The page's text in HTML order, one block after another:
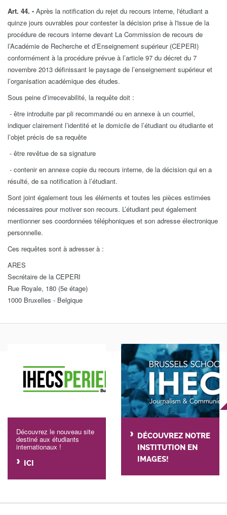
Art. 44. - Après la notification du rejet du recours interne, l'étudiant a
quinze jours ouvrables pour contester la décision prise à l'issue de la
procédure de recours interne devant La Commission de recours de
l’Académie de Recherche et d’Enseignement supérieur (CEPERI)
conformément à la procédure prévue à l’article 97 du décret du 7
novembre 2013 définissant le paysage de l’enseignement supérieur et
l’organisation académique des études.
Sous peine d’irrecevabilité, la requête doit :
- être introduite par pli recommandé ou en annexe à un courriel,
indiquer clairement l’identité et le domicile de l’étudiant ou étudiante et
l’objet précis de sa requête
- être revêtue de sa signature
- contenir en annexe copie du recours interne, de la décision qui en a
résulté, de sa notification à l’étudiant.
Sont joint également tous les éléments et toutes les pièces estimées
nécessaires pour motiver son recours. L’étudiant peut également
mentionner ses coordonnées téléphoniques et son adresse électronique
personnelle.
Ces requêtes sont à adresser à :
ARES
Secrétaire de la CEPERI
Rue Royale, 180 (5e étage)
1000 Bruxelles - Belgique
Découvrez le nouveau site
destiné aux étudiants
internationaux !
ICI
DÉCOUVREZ NOTRE
INSTITUTION EN
IMAGES!